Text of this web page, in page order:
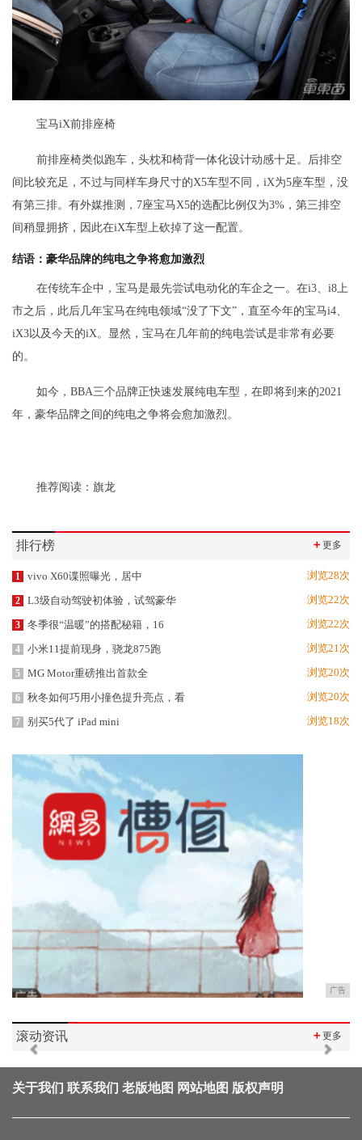
宝马iX前排座椅
前排座椅类似跑车，头枕和椅背一体化设计动感十足。后排空
间比较充足，不过与同样车身尺寸的X5车型不同，iX为5座车型，没
有第三排。有外媒推测，7座宝马X5的选配比例仅为3%，第三排空
间稍显拥挤，因此在iX车型上砍掉了这一配置。
结语：豪华品牌的纯电之争将愈加激烈
在传统车企中，宝马是最先尝试电动化的车企之一。在i3、i8上
市之后，此后几年宝马在纯电领域“没了下文”，直至今年的宝马i4、
iX3以及今天的iX。显然，宝马在几年前的纯电尝试是非常有必要
的。
如今，BBA三个品牌正快速发展纯电车型，在即将到来的2021
年，豪华品牌之间的纯电之争将会愈加激烈。
推荐阅读： 旗龙
排行榜 ＋更多
1 vivo X60谍照曝光，居中 浏览28次
2 L3级自动驾驶初体验，试驾豪华 浏览22次
3 冬季很“温暖”的搭配秘籍，16 浏览22次
4 小米11提前现身，骁龙875跑 浏览21次
5 MG Motor重磅推出首款全 浏览20次
6 秋冬如何巧用小撞色提升亮点，看 浏览20次
7 别买5代了 iPad mini 浏览18次
广告
滚动资讯 ＋更多
Previous Next
关于我们 联系我们 老版地图 网站地图 版权声明